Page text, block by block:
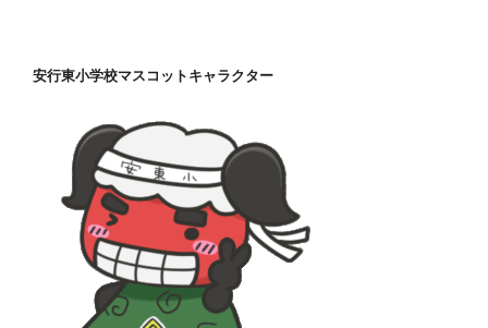
安行東小学校マスコットキャラクター